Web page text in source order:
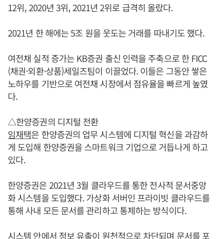
12위, 2020년 3위, 2021년 2위로 급격히 올랐다.
2021년 한 해에는 5조 원을 웃도는 거래를 따내기도 했다.
여전채 실적 증가는 KB증권 출신 인력을 주축으로 한 FICC
(채권·외환·상품)세일즈팀이 이끌었다. 이들은 그동안 쌓은
노하우를 기반으로 여전채 시장에서 점유율을 빠르게 높였
다.
△한양증권의 디지털 전환
임재택은 한양증권의 업무 시스템에 디지털 혁신을 과감하
게 도입해 한양증권을 스마트워크 기업으로 거듭나게 하고
있다.
한양증권은 2021년 3월 클라우드를 통한 전사적 문서중앙
화 시스템을 도입했다. 가상화 서버인 프라이빗 클라우드를
통해 사내 모든 문서를 관리하고 통제하는 방식이다.
시스템 안에서 정보 유출이 원천적으로 차단되며 문서를 포